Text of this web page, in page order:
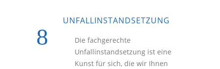
UNFALLINSTANDSETZUNG
Die fachgerechte
Unfallinstandsetzung ist eine
Kunst für sich, die wir Ihnen